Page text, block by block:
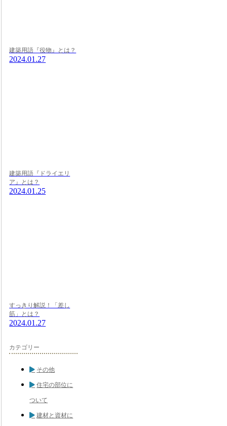
建築用語『役物』とは？
2024.01.27
建築用語『ドライエリ
ア』とは？
2024.01.25
すっきり解説！「差し
筋」とは？
2024.01.27
カテゴリー
その他
住宅の部位に
ついて
建材と資材に